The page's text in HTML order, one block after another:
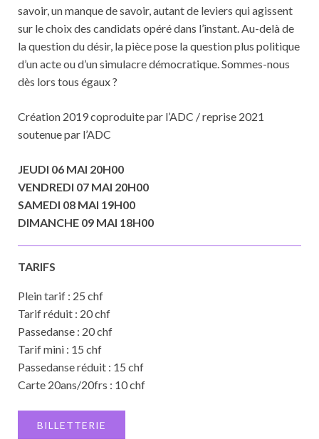
savoir, un manque de savoir, autant de leviers qui agissent
sur le choix des candidats opéré dans l’instant. Au-delà de
la question du désir, la pièce pose la question plus politique
d’un acte ou d’un simulacre démocratique. Sommes-nous
dès lors tous égaux ?
Création 2019 coproduite par l’ADC / reprise 2021
soutenue par l’ADC
JEUDI 06 MAI 20H00
VENDREDI 07 MAI 20H00
SAMEDI 08 MAI 19H00
DIMANCHE 09 MAI 18H00
TARIFS
Plein tarif : 25 chf
Tarif réduit : 20 chf
Passedanse : 20 chf
Tarif mini : 15 chf
Passedanse réduit : 15 chf
Carte 20ans/20frs : 10 chf
BILLETTERIE